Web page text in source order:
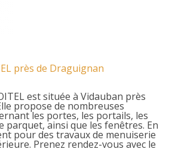
près de Draguignan
est située à Vidauban près
propose de nombreuses
les portes, les portails, les
parquet, ainsi que les fenêtres. En
pour des travaux de menuiserie
Prenez rendez-vous avec le